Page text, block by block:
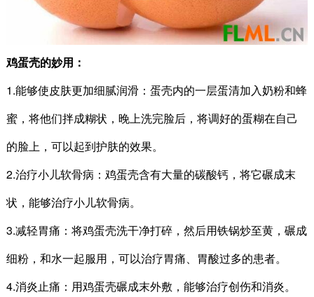
鸡蛋壳的妙用：
1.能够使皮肤更加细腻润滑：蛋壳内的一层蛋清加入奶粉和蜂
蜜，将他们拌成糊状，晚上洗完脸后，将调好的蛋糊在自己
的脸上，可以起到护肤的效果。
2.治疗小儿软骨病：鸡蛋壳含有大量的碳酸钙，将它碾成末
状，能够治疗小儿软骨病。
3.减轻胃痛：将鸡蛋壳洗干净打碎，然后用铁锅炒至黄，碾成
细粉，和水一起服用，可以治疗胃痛、胃酸过多的患者。
4.消炎止痛：用鸡蛋壳碾成末外敷，能够治疗创伤和消炎。